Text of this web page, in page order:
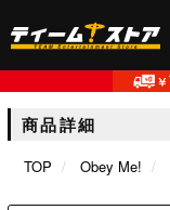
商品詳細
TOP Obey Me!